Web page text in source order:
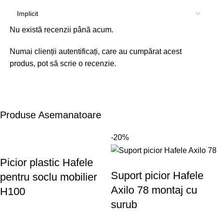
Nu există recenzii până acum.
Numai clienții autentificați, care au cumpărat acest
produs, pot să scrie o recenzie.
Produse Asemanatoare
Picior plastic Hafele
pentru soclu mobilier
H100
-20%
Suport picior Hafele
Axilo 78 montaj cu
surub